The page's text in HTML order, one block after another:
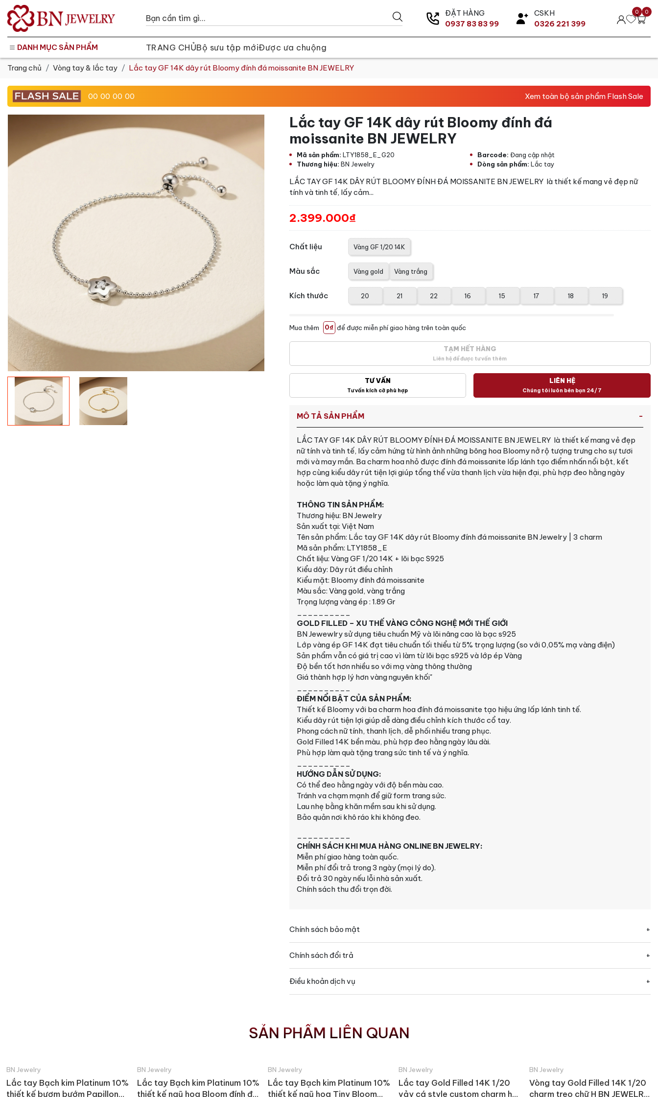
ĐẶT HÀNG
0937 83 83 99
CSKH
0326 221 399
0 0
DANH MỤC SẢN PHẨM TRANG CHỦBộ sưu tập mớiĐược ưa chuộng
Trang chủ Vòng tay & lắc tay Lắc tay GF 14K dây rút Bloomy đính đá moissanite BN JEWELRY
00 00 00 00 Xem toàn bộ sản phẩm Flash Sale
Lắc tay GF 14K dây rút Bloomy đính đá
moissanite BN JEWELRY
Mã sản phẩm: LTY1858_E_G20 Barcode: Đang cập nhật
Thương hiệu: BN Jewelry Dòng sản phẩm: Lắc tay
LẮC TAY GF 14K DÂY RÚT BLOOMY ĐÍNH ĐÁ MOISSANITE BN JEWELRY là thiết kế mang vẻ đẹp nữ
tính và tinh tế, lấy cảm...
2.399.000₫
Chất liệu Vàng GF 1/20 14K
Màu sắc Vàng gold Vàng trắng
Kích thước 20 21 22 16 15 17 18 19
Mua thêm 0₫ để được miễn phí giao hàng trên toàn quốc
TẠM HẾT HÀNG
Liên hệ để được tư vấn thêm
TƯ VẤN
Tư vấn kích cỡ phù hợp
LIÊN HỆ
Chúng tôi luôn bên bạn 24/7
MÔ TẢ SẢN PHẨM
LẮC TAY GF 14K DÂY RÚT BLOOMY ĐÍNH ĐÁ MOISSANITE BN JEWELRY là thiết kế mang vẻ đẹp
nữ tính và tinh tế, lấy cảm hứng từ hình ảnh những bông hoa Bloomy nở rộ tượng trưng cho sự tươi
mới và may mắn. Ba charm hoa nhỏ được đính đá moissanite lấp lánh tạo điểm nhấn nổi bật, kết
hợp cùng kiểu dây rút tiện lợi giúp tổng thể vừa thanh lịch vừa hiện đại, phù hợp đeo hằng ngày
hoặc làm quà tặng ý nghĩa.
THÔNG TIN SẢN PHẨM:
Thương hiệu: BN Jewelry
Sản xuất tại: Việt Nam
Tên sản phẩm: Lắc tay GF 14K dây rút Bloomy đính đá moissanite BN Jewelry | 3 charm
Mã sản phẩm: LTY1858_E
Chất liệu: Vàng GF 1/20 14K + lõi bạc S925
Kiểu dây: Dây rút điều chỉnh
Kiểu mặt: Bloomy đính đá moissanite
Màu sắc: Vàng gold, vàng trắng
Trọng lượng vàng ép : 1.89 Gr
GOLD FILLED – XU THẾ VÀNG CÔNG NGHỆ MỚI THẾ GIỚI
BN Jewewlry sử dụng tiêu chuẩn Mỹ và lõi nâng cao là bạc s925
Lớp vàng ép GF 14K đạt tiêu chuẩn tối thiểu từ 5% trọng lượng (so với 0,05% mạ vàng điện)
Sản phẩm vẫn có giá trị cao vì làm từ lõi bạc s925 và lớp ép Vàng
Độ bền tốt hơn nhiều so với mạ vàng thông thường
Giá thành hợp lý hơn vàng nguyên khối"
ĐIỂM NỔI BẬT CỦA SẢN PHẨM:
Thiết kế Bloomy với ba charm hoa đính đá moissanite tạo hiệu ứng lấp lánh tinh tế.
Kiểu dây rút tiện lợi giúp dễ dàng điều chỉnh kích thước cổ tay.
Phong cách nữ tính, thanh lịch, dễ phối nhiều trang phục.
Gold Filled 14K bền màu, phù hợp đeo hằng ngày lâu dài.
Phù hợp làm quà tặng trang sức tinh tế và ý nghĩa.
HƯỚNG DẪN SỬ DỤNG:
Có thể đeo hằng ngày với độ bền màu cao.
Tránh va chạm mạnh để giữ form trang sức.
Lau nhẹ bằng khăn mềm sau khi sử dụng.
Bảo quản nơi khô ráo khi không đeo.
CHÍNH SÁCH KHI MUA HÀNG ONLINEBN JEWELRY:
Miễn phí giao hàng toàn quốc.
Miễn phí đổi trả trong 3 ngày (mọi lý do).
Đổi trả 30 ngày nếu lỗi nhà sản xuất.
Chính sách thu đổi trọn đời.
Chính sách bảo mật
Chính sách đổi trả
Điều khoản dịch vụ
SẢN PHẨM LIÊN QUAN
BN Jewelry
Lắc tay Bạch kim Platinum 10%
thiết kế bươm bướm Papillon
BN Jewelry
Lắc tay Bạch kim Platinum 10%
thiết kế ngũ hoa Bloom đính đá
BN Jewelry
Lắc tay Bạch kim Platinum 10%
thiết kế ngũ hoa Tiny Bloom
BN Jewelry
Lắc tay Gold Filled 14K 1/20
vảy cá style custom charm hai
BN Jewelry
Vòng tay Gold Filled 14K 1/20
charm treo chữ H BN JEWELRY